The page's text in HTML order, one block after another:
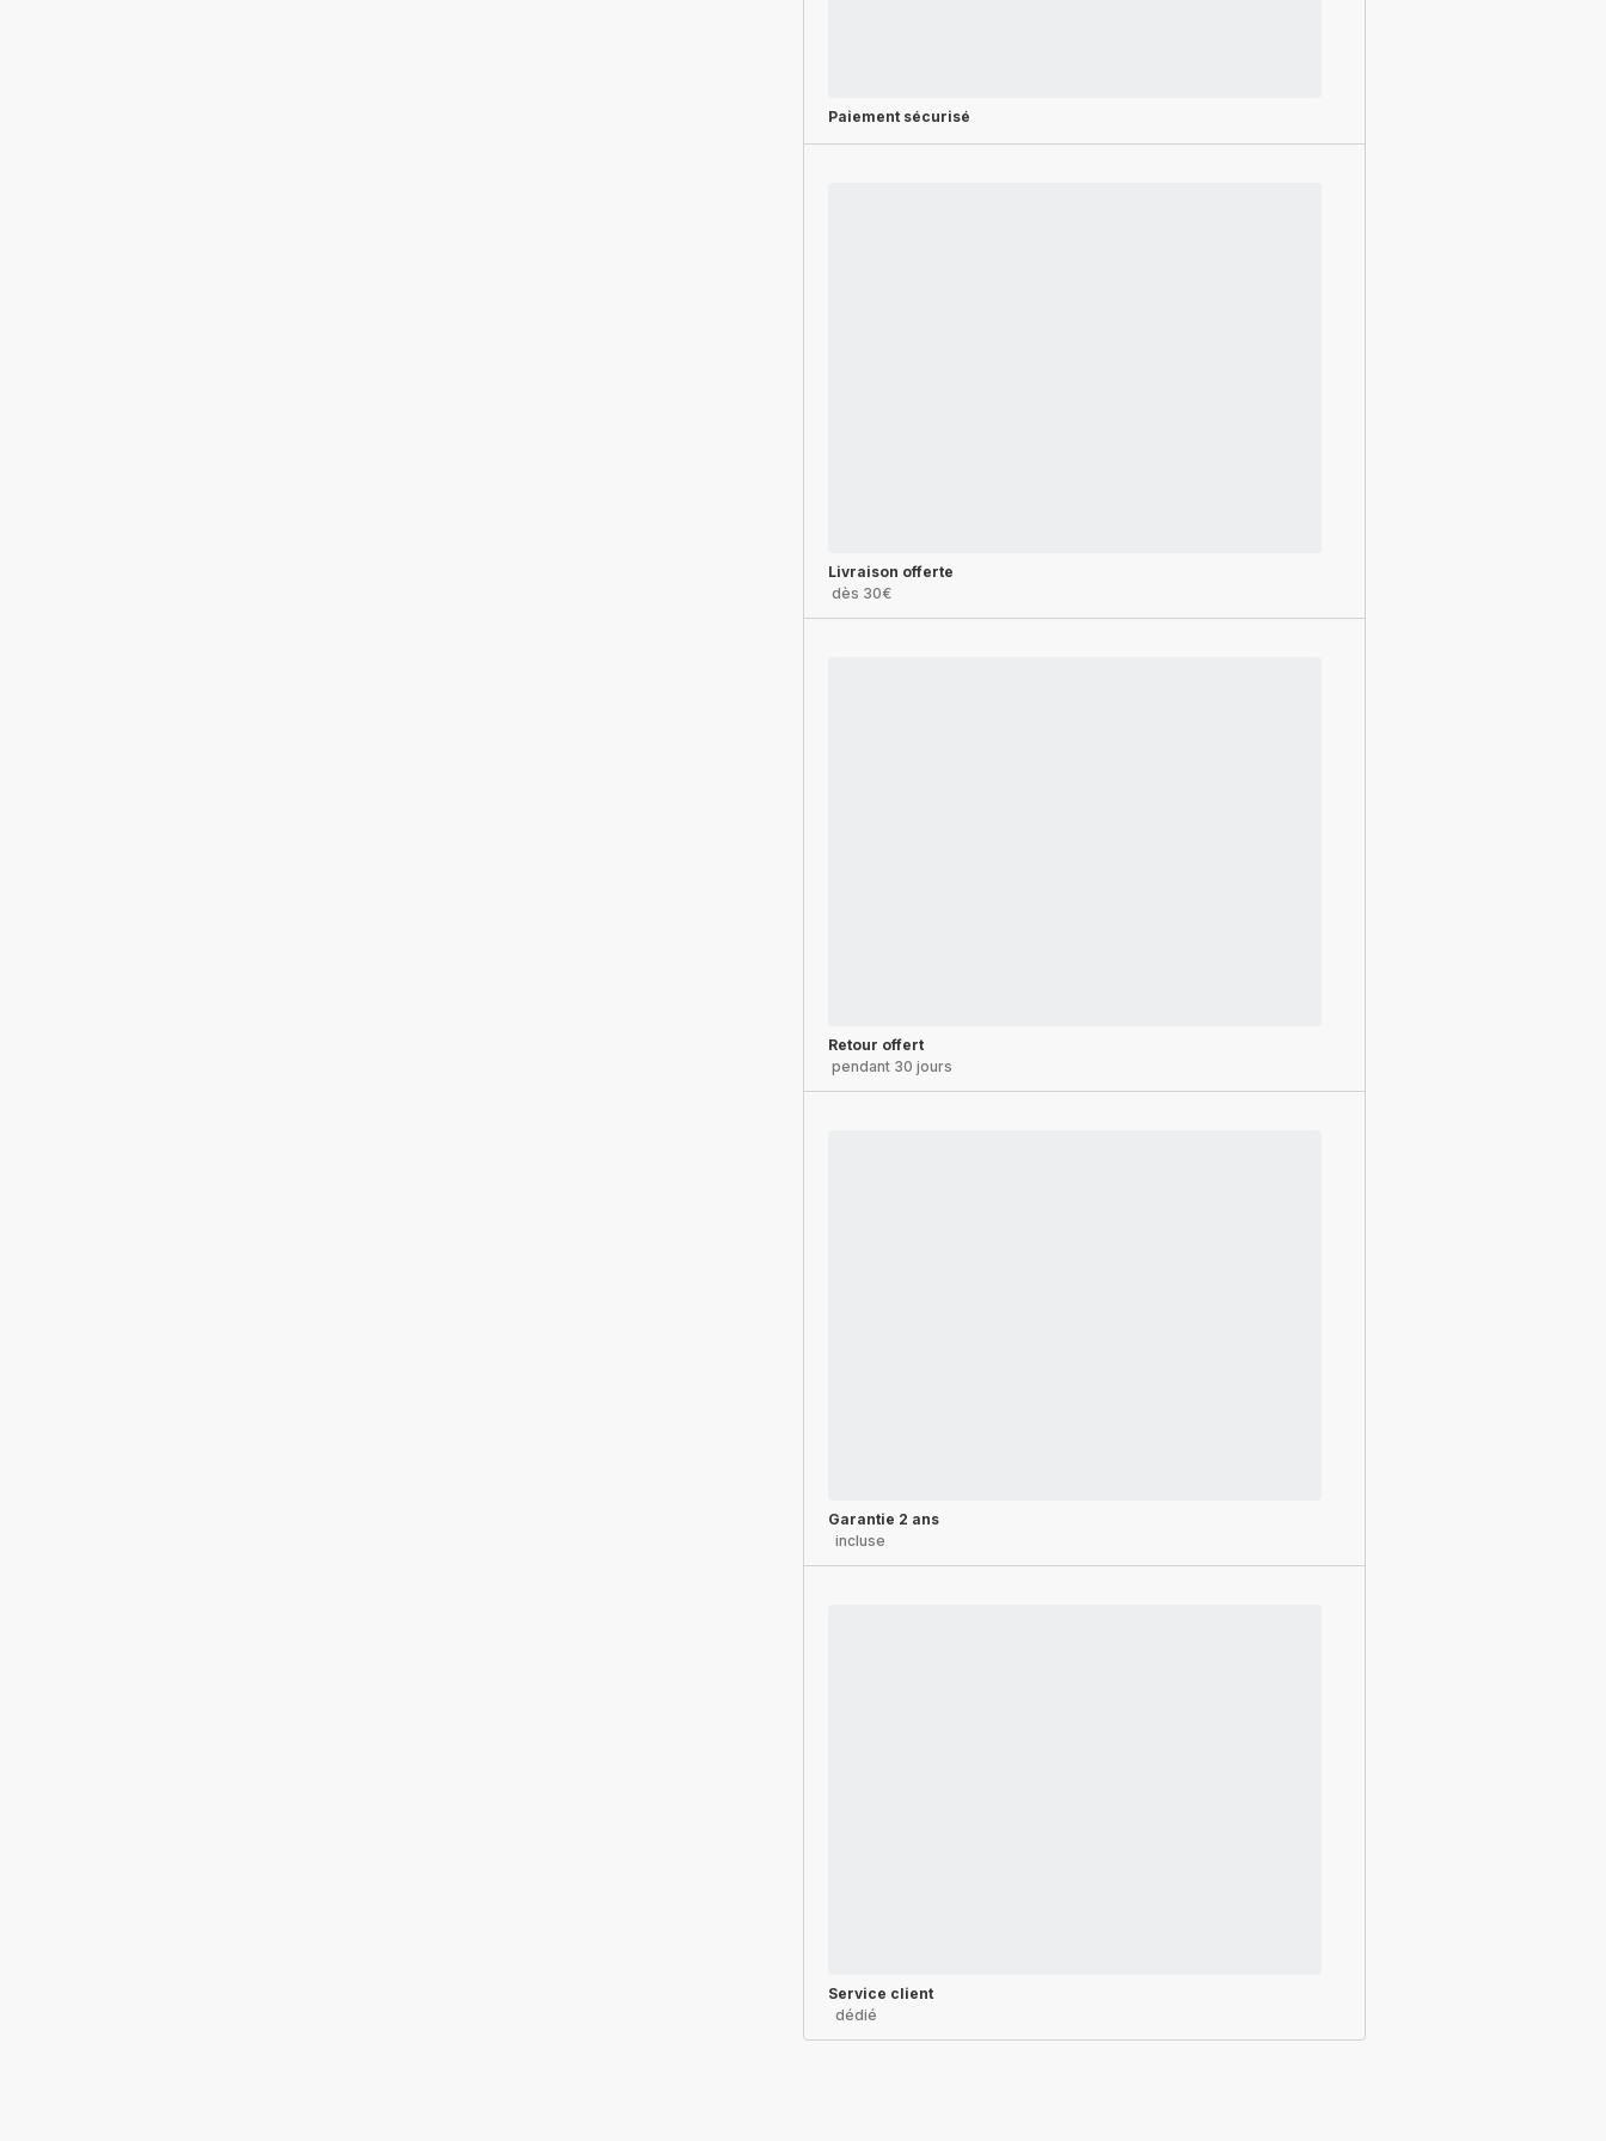
Paiement sécurisé
Livraison offerte
dès 30€
Retour offert
pendant 30 jours
Garantie 2 ans
incluse
Service client
dédié